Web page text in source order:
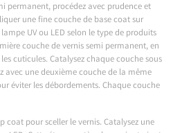
permanent, procédez avec prudence et
une fine couche de base coat sur
UV ou LED selon le type de produits
couche de vernis semi permanent, en
cuticules. Catalysez chaque couche sous
avec une deuxième couche de la même
éviter les débordements. Chaque couche
coat pour sceller le vernis. Catalysez une